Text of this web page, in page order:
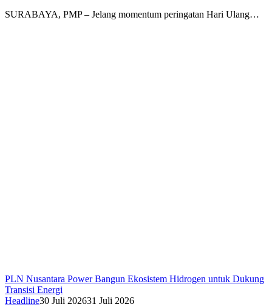
SURABAYA, PMP – Jelang momentum peringatan Hari Ulang…
PLN Nusantara Power Bangun Ekosistem Hidrogen untuk Dukung
Transisi Energi
Headline30 Juli 202631 Juli 2026